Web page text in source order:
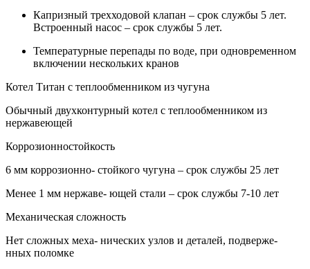
Капризный трехходовой клапан – срок службы 5 лет.
Встроенный насос – срок службы 5 лет.
Температурные перепады по воде, при одновременном
включении нескольких кранов
Котел Титан с теплообменником из чугуна
Обычный двухконтурный котел с теплообменником из
нержавеющей
Коррозионностойкость
6 мм коррозионно- стойкого чугуна – срок службы 25 лет
Менее 1 мм нержаве- ющей стали – срок службы 7-10 лет
Механическая сложность
Нет сложных меха- нических узлов и деталей, подверже-
нных поломке